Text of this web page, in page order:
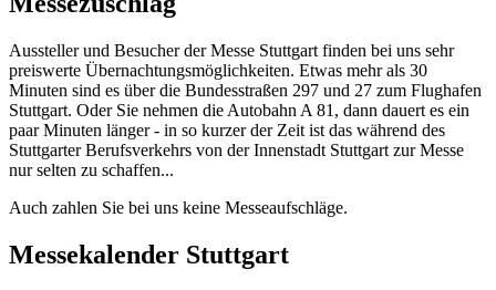
Aussteller und Besucher der Messe Stuttgart finden bei uns sehr
preiswerte Übernachtungsmöglichkeiten. Etwas mehr als 30
Minuten sind es über die Bundesstraßen 297 und 27 zum Flughafen
Stuttgart. Oder Sie nehmen die Autobahn A 81, dann dauert es ein
paar Minuten länger - in so kurzer der Zeit ist das während des
Stuttgarter Berufsverkehrs von der Innenstadt Stuttgart zur Messe
nur selten zu schaffen...
Auch zahlen Sie bei uns keine Messeaufschläge.
Messekalender Stuttgart